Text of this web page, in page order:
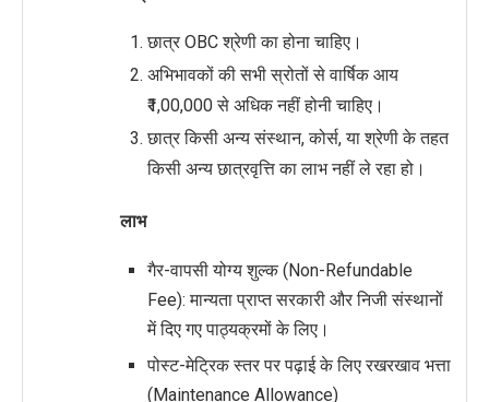
छात्र OBC श्रेणी का होना चाहिए।
अभिभावकों की सभी स्रोतों से वार्षिक आय
₹1,00,000 से अधिक नहीं होनी चाहिए।
छात्र किसी अन्य संस्थान, कोर्स, या श्रेणी के तहत
किसी अन्य छात्रवृत्ति का लाभ नहीं ले रहा हो।
लाभ
गैर-वापसी योग्य शुल्क (Non-Refundable
Fee): मान्यता प्राप्त सरकारी और निजी संस्थानों
में दिए गए पाठ्यक्रमों के लिए।
पोस्ट-मेट्रिक स्तर पर पढ़ाई के लिए रखरखाव भत्ता
(Maintenance Allowance)